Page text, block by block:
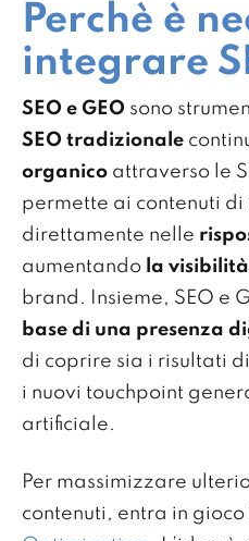
Perchè è
integrare
SEO e GEO sono
SEO tradizionale
organico attraverso le
permette ai contenuti
direttamente nelle
aumentando la visibilità
brand. Insieme, SEO e
base di una presenza
di coprire sia i risultati
i nuovi touchpoint
artificiale.
Per massimizzare
contenuti, entra in gioco